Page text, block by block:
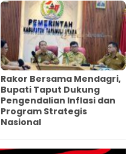
Rakor Bersama Mendagri,
Bupati Taput Dukung
Pengendalian Inflasi dan
Program Strategis
Nasional‎